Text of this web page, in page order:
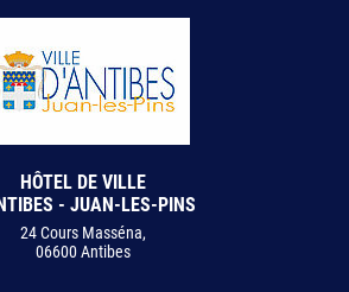
HÔTEL DE VILLE
- JUAN-LES-PINS
24 Cours Masséna,
06600 Antibes